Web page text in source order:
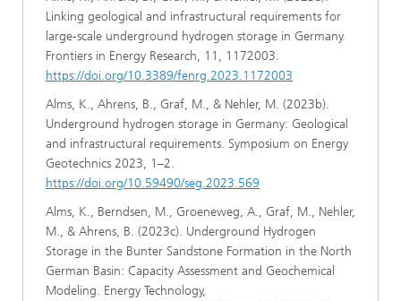
Linking geological and infrastructural requirements for
large-scale underground hydrogen storage in Germany.
Frontiers in Energy Research, 11, 1172003.
https://doi.org/10.3389/fenrg.2023.1172003
Alms, K., Ahrens, B., Graf, M., & Nehler, M. (2023b).
Underground hydrogen storage in Germany: Geological
and infrastructural requirements. Symposium on Energy
Geotechnics 2023, 1–2.
https://doi.org/10.59490/seg.2023.569
Alms, K., Berndsen, M., Groeneweg, A., Graf, M., Nehler,
M., & Ahrens, B. (2023c). Underground Hydrogen
Storage in the Bunter Sandstone Formation in the North
German Basin: Capacity Assessment and Geochemical
Modeling. Energy Technology,